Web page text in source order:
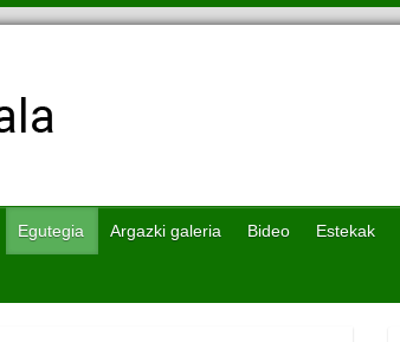
Egutegia Argazki galeria Bideo Estekak